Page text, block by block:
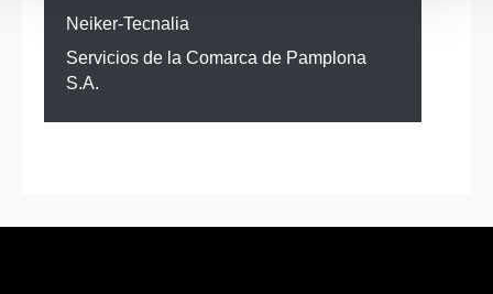
Neiker-Tecnalia
Servicios de la Comarca de Pamplona
S.A.